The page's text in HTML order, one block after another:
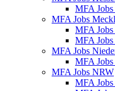
MFA
MFA Jobs
MFA
MFA
MFA Jobs
MFA
MFA Jobs NRW
MFA